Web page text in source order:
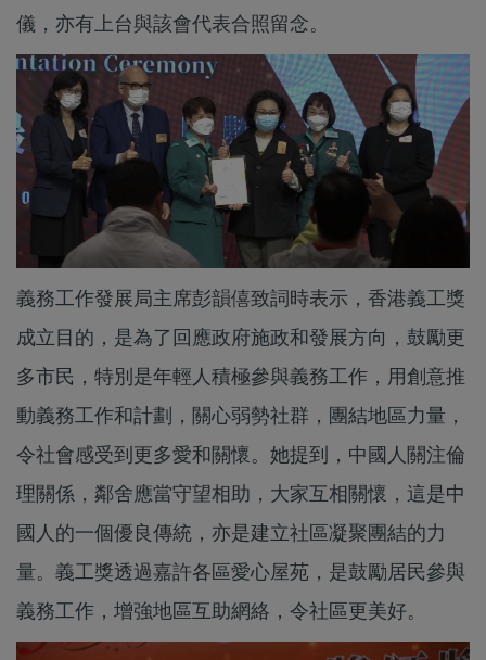
儀，亦有上台與該會代表合照留念。
義務工作發展局主席彭韻僖致詞時表示，香港義工獎
成立目的，是為了回應政府施政和發展方向，鼓勵更
多市民，特別是年輕人積極參與義務工作，用創意推
動義務工作和計劃，關心弱勢社群，團結地區力量，
令社會感受到更多愛和關懷。她提到，中國人關注倫
理關係，鄰舍應當守望相助，大家互相關懷，這是中
國人的一個優良傳統，亦是建立社區凝聚團結的力
量。義工獎透過嘉許各區愛心屋苑，是鼓勵居民參與
義務工作，增強地區互助網絡，令社區更美好。